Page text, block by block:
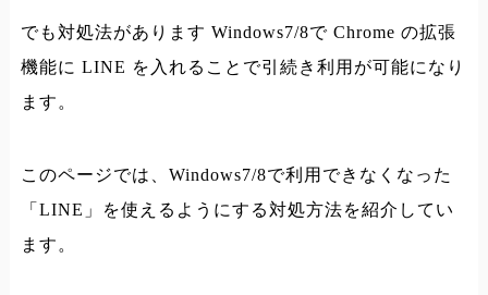
でも対処法があります Windows7/8で Chrome の拡張
機能に LINE を入れることで引続き利用が可能になり
ます。
このページでは、Windows7/8で利用できなくなった
「LINE」を使えるようにする対処方法を紹介してい
ます。